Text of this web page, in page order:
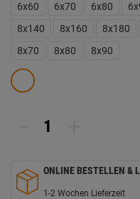
6x60
6x70 6x80
8x140
8x160 8x180
8x70
8x80 8x90
ONLINE BESTELLEN &
1-2 Wochen Lieferzeit